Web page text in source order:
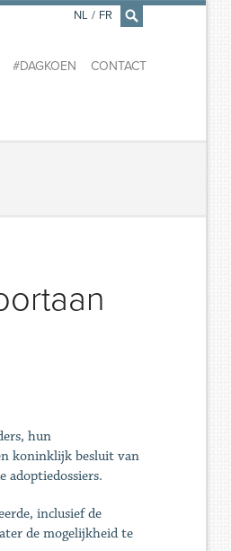
×
#DAGKOEN CONTACT
NL / FR
hun
koninklijk besluit van
adoptiedossiers.
inclusief de
de mogelijkheid te